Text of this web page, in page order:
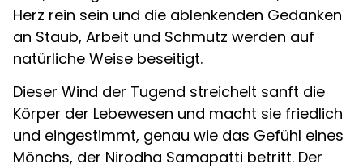
Herz rein sein und die ablenkenden Gedanken
an Staub, Arbeit und Schmutz werden auf
natürliche Weise beseitigt.
Dieser Wind der Tugend streichelt sanft die
Körper der Lebewesen und macht sie friedlich
und eingestimmt, genau wie das Gefühl eines
Mönchs, der Nirodha Samapatti betritt. Der